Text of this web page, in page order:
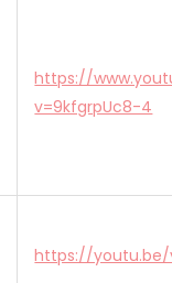
https://
v=9kfgrpUc8-4
https://youtu.be/